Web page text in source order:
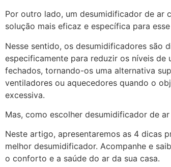
Por outro lado, um desumidificador de ar
solução mais eficaz e específica para
Nesse sentido, os desumidificadores são
especificamente para reduzir os níveis de
fechados, tornando-os uma alternativa
ventiladores ou aquecedores quando o
excessiva.
Mas, como escolher desumidificador de
Neste artigo, apresentaremos as 4 dicas
melhor desumidificador. Acompanhe e
o conforto e a saúde do ar da sua casa.